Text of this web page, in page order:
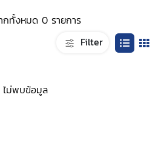
กทั้งหมด 0 รายการ
Filter
ไม่พบข้อมูล